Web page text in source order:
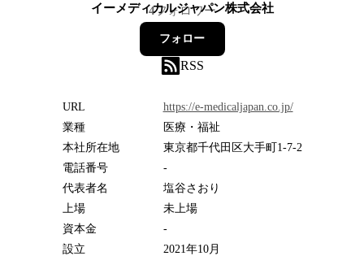
イーメディカルジャパン株式会社
4フォロワー
フォロー
RSS
URL
https://e-medicaljapan.co.jp/
業種
医療・福祉
本社所在地
東京都千代田区大手町1-7-2
電話番号
-
代表者名
塩谷さおり
上場
未上場
資本金
-
設立
2021年10月